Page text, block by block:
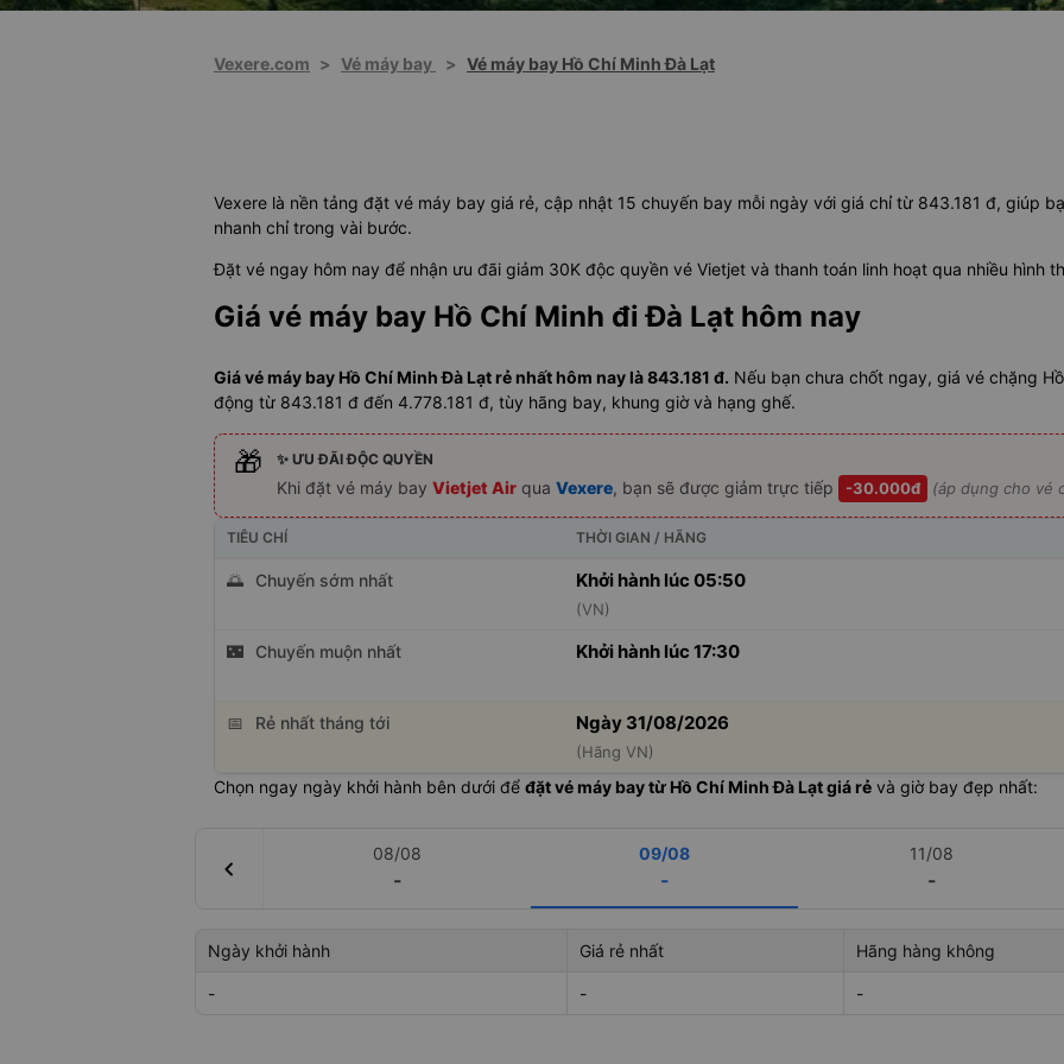
Vexere.com > Vé máy bay > Vé máy bay Hồ Chí Minh Đà Lạt
Vexere là nền tảng đặt vé máy bay giá rẻ, cập nhật 15 chuyến bay mỗi ngày với giá chỉ từ 843.181 đ, giúp
nhanh chỉ trong vài bước.
Đặt vé ngay hôm nay để nhận ưu đãi giảm 30K độc quyền vé Vietjet và thanh toán linh hoạt qua nhiều hình
Giá vé máy bay Hồ Chí Minh đi Đà Lạt hôm nay
Giá vé máy bay Hồ Chí Minh Đà Lạt rẻ nhất hôm nay là 843.181 đ. Nếu bạn chưa chốt ngay, giá vé chặng
động từ 843.181 đ đến 4.778.181 đ, tùy hãng bay, khung giờ và hạng ghế.
🎁 ✨ ƯU ĐÃI ĐỘC QUYỀN
Khi đặt vé máy bay Vietjet Air qua Vexere, bạn sẽ được giảm trực tiếp -30.000đ (áp dụng cho vé
TIÊU CHÍ THỜI GIAN / HÃNG
🌅 Chuyến sớm nhất Khởi hành lúc 05:50
(VN)
🌃 Chuyến muộn nhất Khởi hành lúc 17:30
📅 Rẻ nhất tháng tới Ngày 31/08/2026
(Hãng VN)
Chọn ngay ngày khởi hành bên dưới để đặt vé máy bay từ Hồ Chí Minh Đà Lạt giá rẻ và giờ bay đẹp nhất:
chevron_left
08/08
-
09/08
-
11/08
-
Ngày khởi hành Giá rẻ nhất Hãng hàng không
- - -